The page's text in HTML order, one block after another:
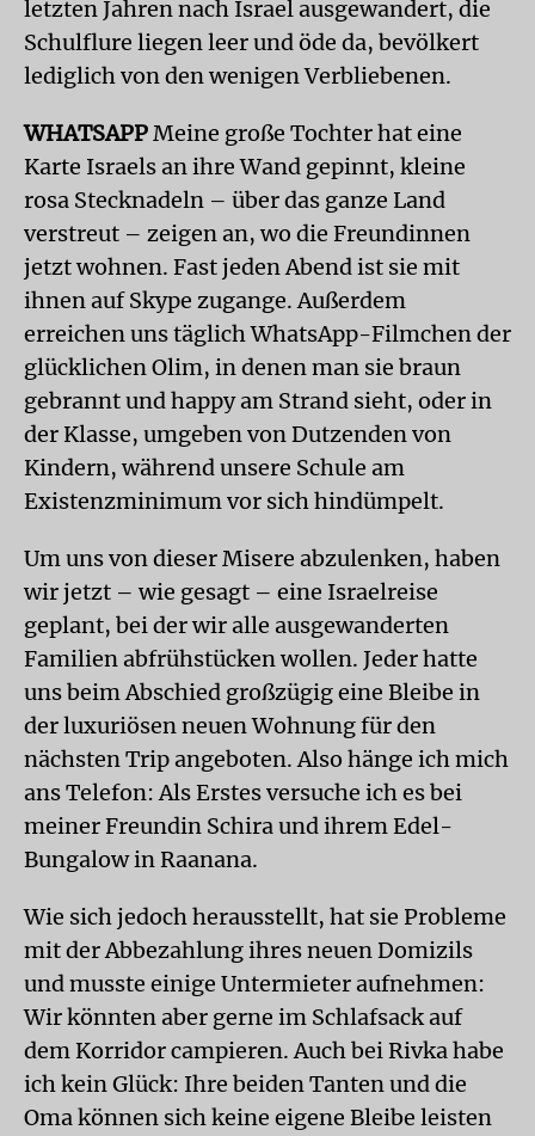
letzten Jahren nach Israel ausgewandert, die
Schulflure liegen leer und öde da, bevölkert
lediglich von den wenigen Verbliebenen.
WHATSAPPMeine große Tochter hat eine
Karte Israels an ihre Wand gepinnt, kleine
rosa Stecknadeln – über das ganze Land
verstreut – zeigen an, wo die Freundinnen
jetzt wohnen. Fast jeden Abend ist sie mit
ihnen auf Skype zugange. Außerdem
erreichen uns täglich WhatsApp-Filmchen der
glücklichen Olim, in denen man sie braun
gebrannt und happy am Strand sieht, oder in
der Klasse, umgeben von Dutzenden von
Kindern, während unsere Schule am
Existenzminimum vor sich hindümpelt.
Um uns von dieser Misere abzulenken, haben
wir jetzt – wie gesagt – eine Israelreise
geplant, bei der wir alle ausgewanderten
Familien abfrühstücken wollen. Jeder hatte
uns beim Abschied großzügig eine Bleibe in
der luxuriösen neuen Wohnung für den
nächsten Trip angeboten. Also hänge ich mich
ans Telefon: Als Erstes versuche ich es bei
meiner Freundin Schira und ihrem Edel-
Bungalow in Raanana.
Wie sich jedoch herausstellt, hat sie Probleme
mit der Abbezahlung ihres neuen Domizils
und musste einige Untermieter aufnehmen:
Wir könnten aber gerne im Schlafsack auf
dem Korridor campieren. Auch bei Rivka habe
ich kein Glück: Ihre beiden Tanten und die
Oma können sich keine eigene Bleibe leisten